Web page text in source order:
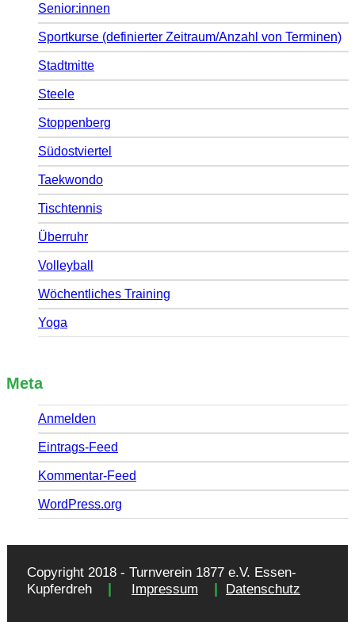
Senior:innen
Sportkurse (definierter Zeitraum/Anzahl von Terminen)
Stadtmitte
Steele
Stoppenberg
Südostviertel
Taekwondo
Tischtennis
Überruhr
Volleyball
Wöchentliches Training
Yoga
Meta
Anmelden
Eintrags-Feed
Kommentar-Feed
WordPress.org
Copyright 2018 - Turnverein 1877 e.V. Essen-
Kupferdreh
| Impressum | Datenschutz